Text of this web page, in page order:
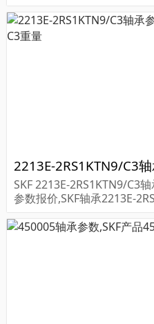
SKF 2213E-2RS1KTN9/C3
参数报价,SKF轴承2213E-